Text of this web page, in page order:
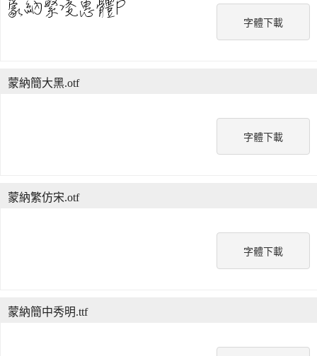
字體下載
字體下載
蒙納簡大黑.otf
字體下載
蒙納繁仿宋.otf
蒙納簡中秀明.ttf